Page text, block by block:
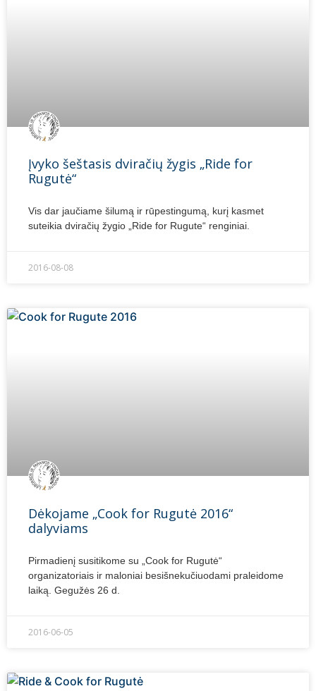
Įvyko šeštasis dviračių žygis „Ride for
Rugutė“
Vis dar jaučiame šilumą ir rūpestingumą, kurį kasmet
suteikia dviračių žygio „Ride for Rugute“ renginiai.
2016-08-08
Dėkojame „Cook for Rugutė 2016“
dalyviams
Pirmadienį susitikome su „Cook for Rugutė“
organizatoriais ir maloniai besišnekučiuodami praleidome
laiką. Gegužės 26 d.
2016-06-05